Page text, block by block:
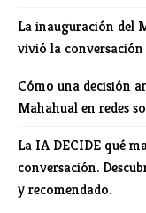
La inauguración del
vivió la
Cómo una decisión
Mahahual en redes
La IA DECIDE qué
conversación.
y recomendado.